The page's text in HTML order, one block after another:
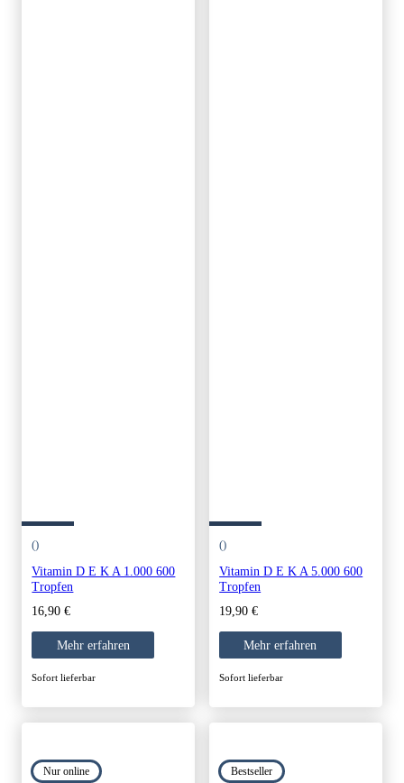
()
Vitamin D E K A 1.000 600
Tropfen
16,90€
Mehr erfahren
Sofort lieferbar
()
Vitamin D E K A 5.000 600
Tropfen
19,90€
Mehr erfahren
Sofort lieferbar
Nur online Bestseller